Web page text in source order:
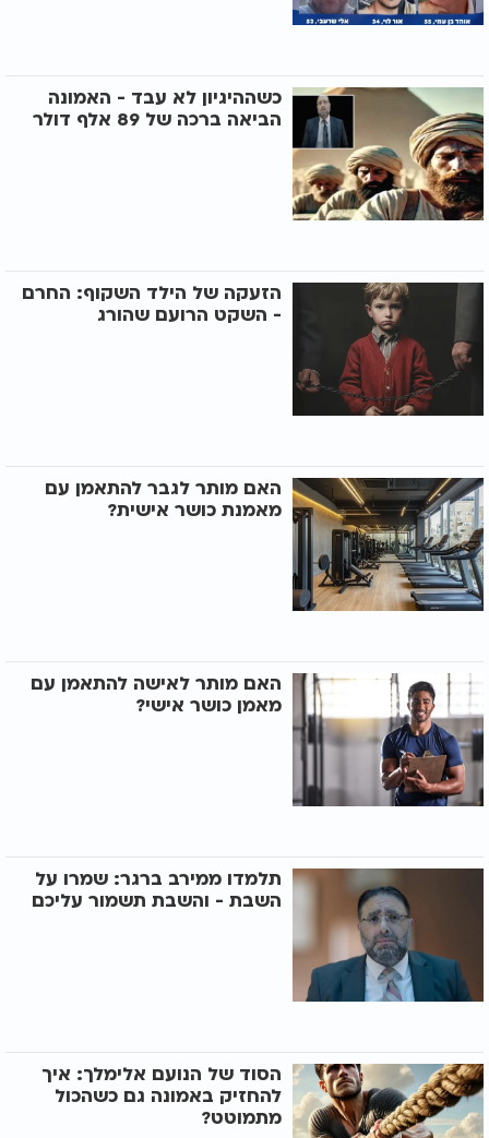
כשההיגיון לא עבד - האמונה
הביאה ברכה של 89 אלף דולר
הזעקה של הילד השקוף: החרם
- השקט הרועם שהורג
האם מותר לגבר להתאמן עם
מאמנת כושר אישית?
האם מותר לאישה להתאמן עם
מאמן כושר אישי?
תלמדו ממירב ברגר: שמרו על
השבת - והשבת תשמור עליכם
הסוד של הנועם אלימלך: איך
להחזיק באמונה גם כשהכול
מתמוטט?